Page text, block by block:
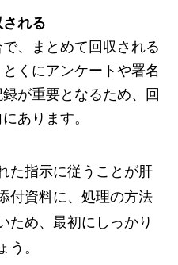
れる
、まとめて回収される
くにアンケートや署名
が重要となるため、回
あります。
た指示に従うことが肝
付資料に、処理の方法
ため、最初にしっかり
う。